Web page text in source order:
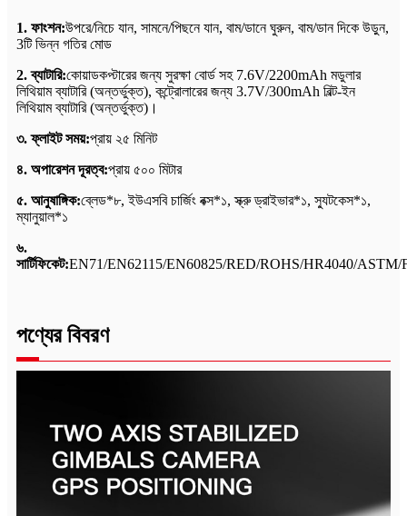
1. ফাংশন:উপরে/নিচে যান, সামনে/পিছনে যান, বাম/ডানে ঘুরুন, বাম/ডান দিকে উড়ুন,
3টি ভিন্ন গতির মোড
2. ব্যাটারি:কোয়াডকপ্টারের জন্য সুরক্ষা বোর্ড সহ 7.6V/2200mAh মডুলার
লিথিয়াম ব্যাটারি (অন্তর্ভুক্ত), কন্ট্রোলারের জন্য 3.7V/300mAh বিল্ট-ইন
লিথিয়াম ব্যাটারি (অন্তর্ভুক্ত)।
৩. ফ্লাইট সময়:প্রায় ২৫ মিনিট
৪. অপারেশন দূরত্ব:প্রায় ৫০০ মিটার
৫. আনুষাঙ্গিক:ব্লেড*৮, ইউএসবি চার্জিং বক্স*১, স্ক্রু ড্রাইভার*১, স্যুটকেস*১,
ম্যানুয়াল*১
৬.
সার্টিফিকেট:EN71/EN62115/EN60825/RED/ROHS/HR4040/ASTM/
পণ্যের বিবরণ